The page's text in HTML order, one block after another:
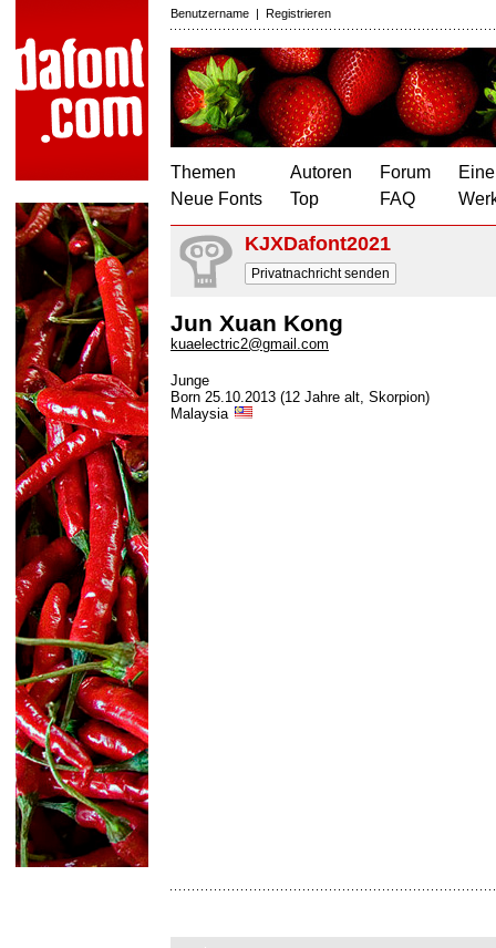
Benutzername | Registrieren
Themen
Neue Fonts
Autoren
Top
Forum
FAQ
KJXDafont2021
Privatnachricht senden
Jun Xuan Kong
kuaelectric2@gmail.com
Junge
Born 25.10.2013 (12 Jahre alt, Skorpion)
Malaysia